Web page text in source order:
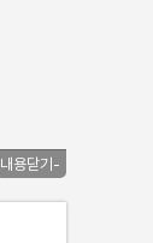
내용닫기-